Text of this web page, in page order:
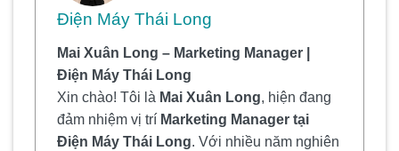
Điện Máy Thái Long
Mai Xuân Long – Marketing Manager |
Điện Máy Thái Long
Xin chào! Tôi là Mai Xuân Long, hiện đang
đảm nhiệm vị trí Marketing Manager tại
Điện Máy Thái Long. Với nhiều năm nghiên